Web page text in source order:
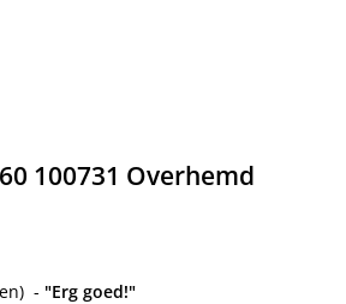
100731 Overhemd
) - "Erg goed!"